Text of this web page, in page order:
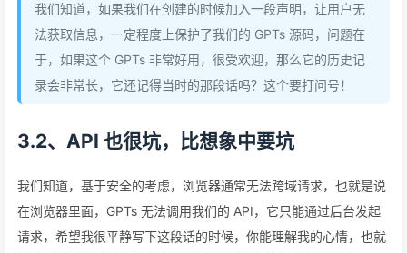
我们知道，如果我们在创建的时候加入一段声明，让用户无
法获取信息，一定程度上保护了我们的 GPTs 源码，问题在
于，如果这个 GPTs 非常好用，很受欢迎，那么它的历史记
录会非常长，它还记得当时的那段话吗？这个要打问号！
3.2、API 也很坑，比想象中要坑
我们知道，基于安全的考虑，浏览器通常无法跨域请求，也就是说
在浏览器里面，GPTs 无法调用我们的 API，它只能通过后台发起
请求，希望我很平静写下这段话的时候，你能理解我的心情，也就